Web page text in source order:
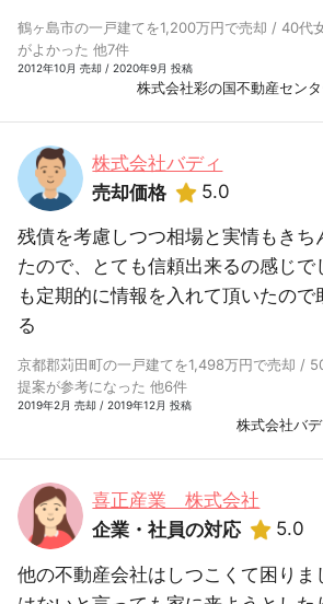
鶴ヶ島市の一戸建てを1,200万円で売却 / 40代
がよかった 他7件
2012年10月 売却 / 2020年9月 投稿
株式会社彩の国不動産セン
株式会社バディ
売却価格
5.0
残債を考慮しつつ相場と実情もきち
たので、とても信頼出来るの感じで
も定期的に情報を入れて頂いたので
る
京都郡苅田町の一戸建てを1,498万円で売却 /
提案が参考になった 他6件
2019年2月 売却 / 2019年12月 投稿
株式会社バ
喜正産業 株式会社
企業・社員の対応
5.0
他の不動産会社はしつこくて困りま